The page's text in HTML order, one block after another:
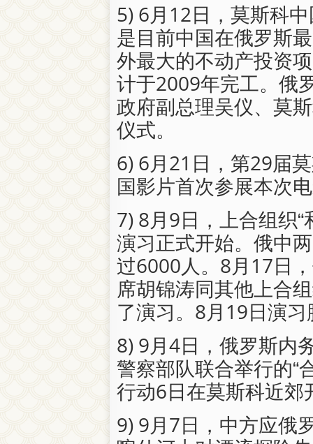
5) 6月12日，莫斯科
是目前中国在俄罗斯
外最大的不动产投资
计于2009年完工。俄
政府副总理吴仪、莫
仪式。
6) 6月21日，第29届
国影片首次参展本次
7) 8月9日，上合组织
演习正式开始。俄中
过6000人。8月17日
席胡锦涛同其他上合
了演习。8月19日演
8) 9月4日，俄罗斯内
警察部队联合举行的“
行动6日在莫斯科近郊
9) 9月7日，中方应俄